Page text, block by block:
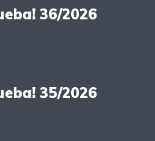
36/2026
35/2026